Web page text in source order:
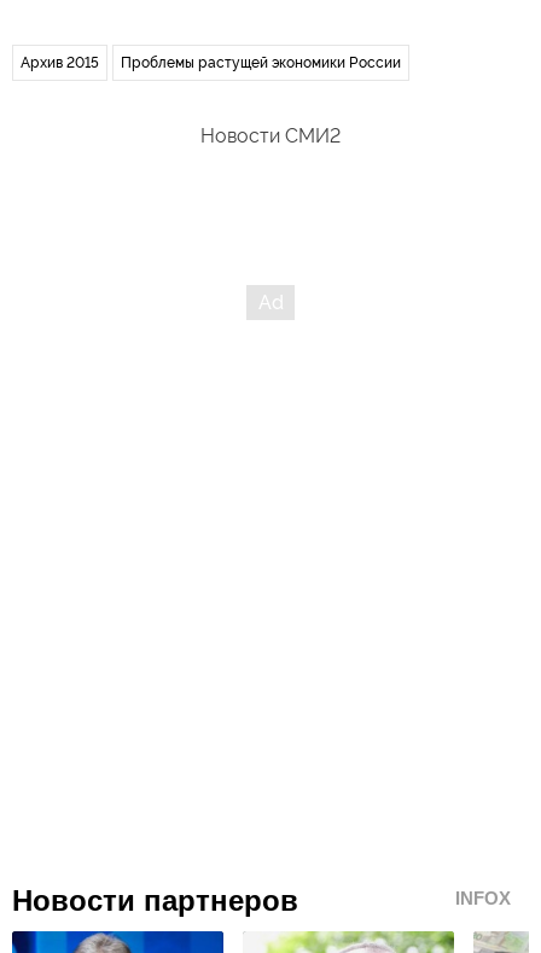
Архив 2015 Проблемы растущей экономики России
Новости СМИ2
Новости партнеров INFOX